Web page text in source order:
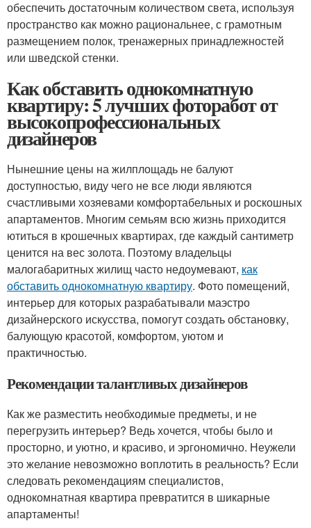
обеспечить достаточным количеством света, используя
пространство как можно рациональнее, с грамотным
размещением полок, тренажерных принадлежностей
или шведской стенки.
Как обставить однокомнатную
квартиру: 5 лучших фоторабот от
высокопрофессиональных
дизайнеров
Нынешние цены на жилплощадь не балуют
доступностью, виду чего не все люди являются
счастливыми хозяевами комфортабельных и роскошных
апартаментов. Многим семьям всю жизнь приходится
ютиться в крошечных квартирах, где каждый сантиметр
ценится на вес золота. Поэтому владельцы
малогабаритных жилищ часто недоумевают, как
обставить однокомнатную квартиру. Фото помещений,
интерьер для которых разрабатывали маэстро
дизайнерского искусства, помогут создать обстановку,
балующую красотой, комфортом, уютом и
практичностью.
Рекомендации талантливых дизайнеров
Как же разместить необходимые предметы, и не
перегрузить интерьер? Ведь хочется, чтобы было и
просторно, и уютно, и красиво, и эргономично. Неужели
это желание невозможно воплотить в реальность? Если
следовать рекомендациям специалистов,
однокомнатная квартира превратится в шикарные
апартаменты!